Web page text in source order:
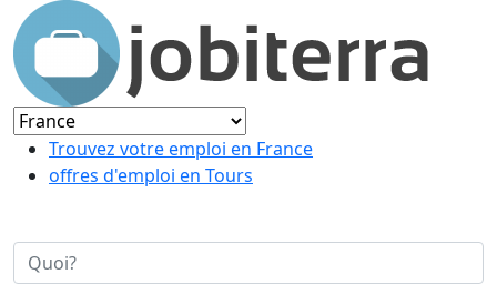
Trouvez votre emploi en France
offres d'emploi en Tours